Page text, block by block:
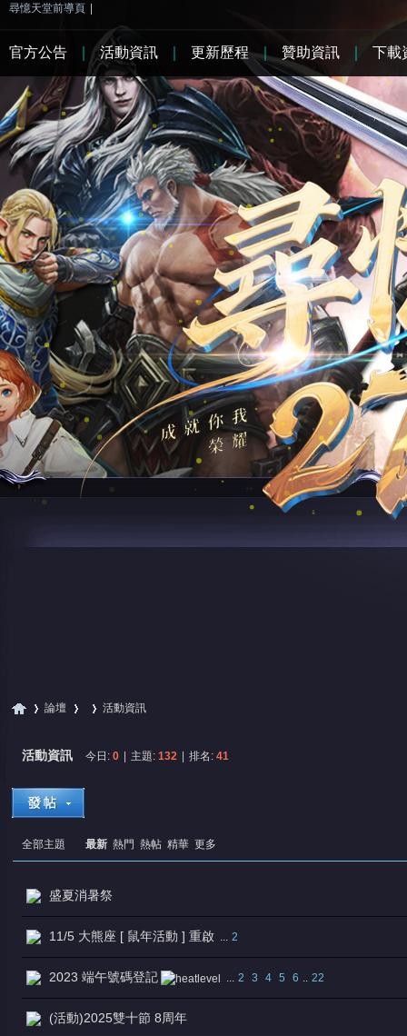
尋憶天堂前導頁
尋 »
論壇
› ›
活動資訊
活動資訊 今日: 0 主題: 132 排名: 41
全部主題 最新 熱門 熱帖 精華 更多
盛夏消暑祭
11/5 大熊座 [ 鼠年活動 ] 重啟 ... 2
2023 端午號碼登記 ... 2 3 4 5 6 .. 22
(活動)2025雙十節 8周年